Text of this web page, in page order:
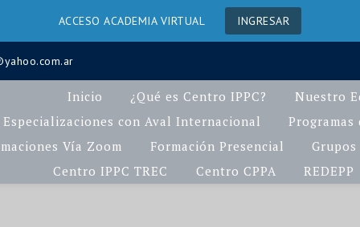
ACCESO ACADEMIA VIRTUAL INGRESAR
Inicio ¿Qué es Centro IPPC?
Nuestro
Especializaciones con Aval Internacional
Vía Zoom
Formación Presencial
Centro IPPC TREC
Centro CPPA REDEPP